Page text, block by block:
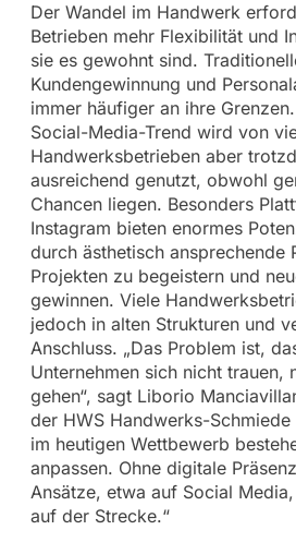
Der Wandel im Handwerk
Betrieben mehr Flexibilität und
sie es gewohnt sind.
Kundengewinnung und
immer häufiger an ihre
Social-Media-Trend wird von
Handwerksbetrieben aber
ausreichend genutzt, obwohl
Chancen liegen. Besonders
Instagram bieten enormes
durch ästhetisch ansprechende
Projekten zu begeistern und
gewinnen. Viele
jedoch in alten Strukturen und
Anschluss. „Das Problem ist,
Unternehmen sich nicht trauen,
gehen“, sagt Liborio
der HWS Handwerks-
im heutigen Wettbewerb
anpassen. Ohne digitale
Ansätze, etwa auf Social
auf der Strecke.“